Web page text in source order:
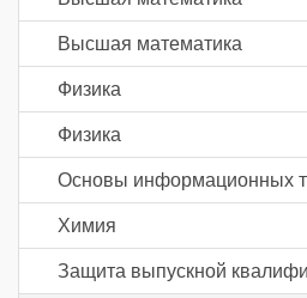
Высшая математика
Физика
Физика
Основы информационных
Химия